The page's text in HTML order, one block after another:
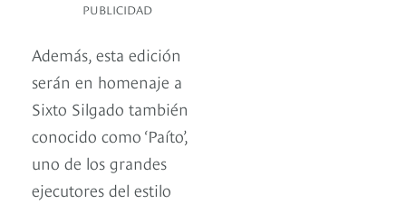
PUBLICIDAD
Además, esta edición
serán en homenaje a
Sixto Silgado también
conocido como ‘Paíto’,
uno de los grandes
ejecutores del estilo